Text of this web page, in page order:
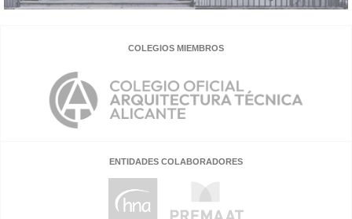
COLEGIOS MIEMBROS
ENTIDADES COLABORADORES